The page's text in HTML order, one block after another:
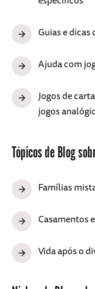
Guias e dicas
Ajuda com
Jogos de
jogos
Tópicos de Blog
Famílias
Casamentos
Vida após o